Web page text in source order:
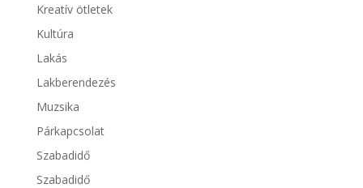
Kreatív ötletek
Kultúra
Lakás
Lakberendezés
Muzsika
Párkapcsolat
Szabadidő
Szabadidő